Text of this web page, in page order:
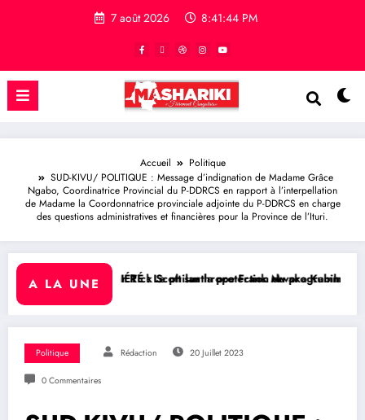
7 août 2026 8:41:45 PM
Accueil
Politique
SUD-KIVU/ POLITIQUE : Message d’indignation de Madame Grâce
Ngabo, Coordinatrice Provincial du P-DDRCS en rapport à l’interpellation
de Madame la Coordonnatrice provinciale adjointe du P-DDRCS en charge
des questions administratives et financières pour la Province de l’Ituri.
A LA UNE
la protection du programme Medicaid
Frank Mwaka Kubihamushizi distribue des cahiers aux
RDC/ POLITIQUE : Aimé Boji
Politique Rédaction 20 Juillet 2023
0 Commentaires